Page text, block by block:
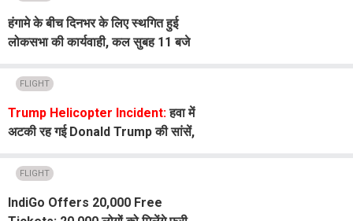
हंगामे के बीच दिनभर के लिए स्थगित हुई
लोकसभा की कार्यवाही, कल सुबह 11 बजे
FLIGHT
Trump Helicopter Incident:हवा में
अटकी रह गई Donald Trump की सांसें,
VIDEO
FLIGHT
IndiGo Offers 20,000 Free